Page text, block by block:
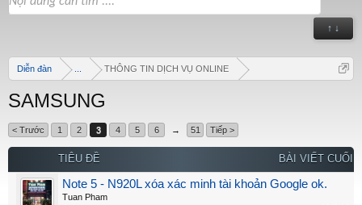
↑ ↓
Diễn đàn THÔNG TIN DỊCH VỤ ONLINE
SAMSUNG
< Trước 1 2 3 4 5 6 → 51 Tiếp >
TIÊU ĐỀ BÀI VIẾT CUỐI
Note 5 - N920L xóa xác minh tài khoản Google ok.
Tuan Pham